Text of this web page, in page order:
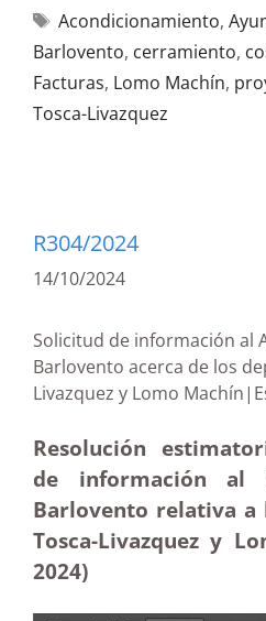
Acondicionamiento,
Barlovento, cerramiento,
Facturas, Lomo Machín,
Tosca-Livazquez
R304/2024
14/10/2024
Solicitud de información al
Barlovento acerca de los
Livazquez y Lomo
Resolución
de información al
Barlovento relativa a
Tosca-Livazquez y
2024)